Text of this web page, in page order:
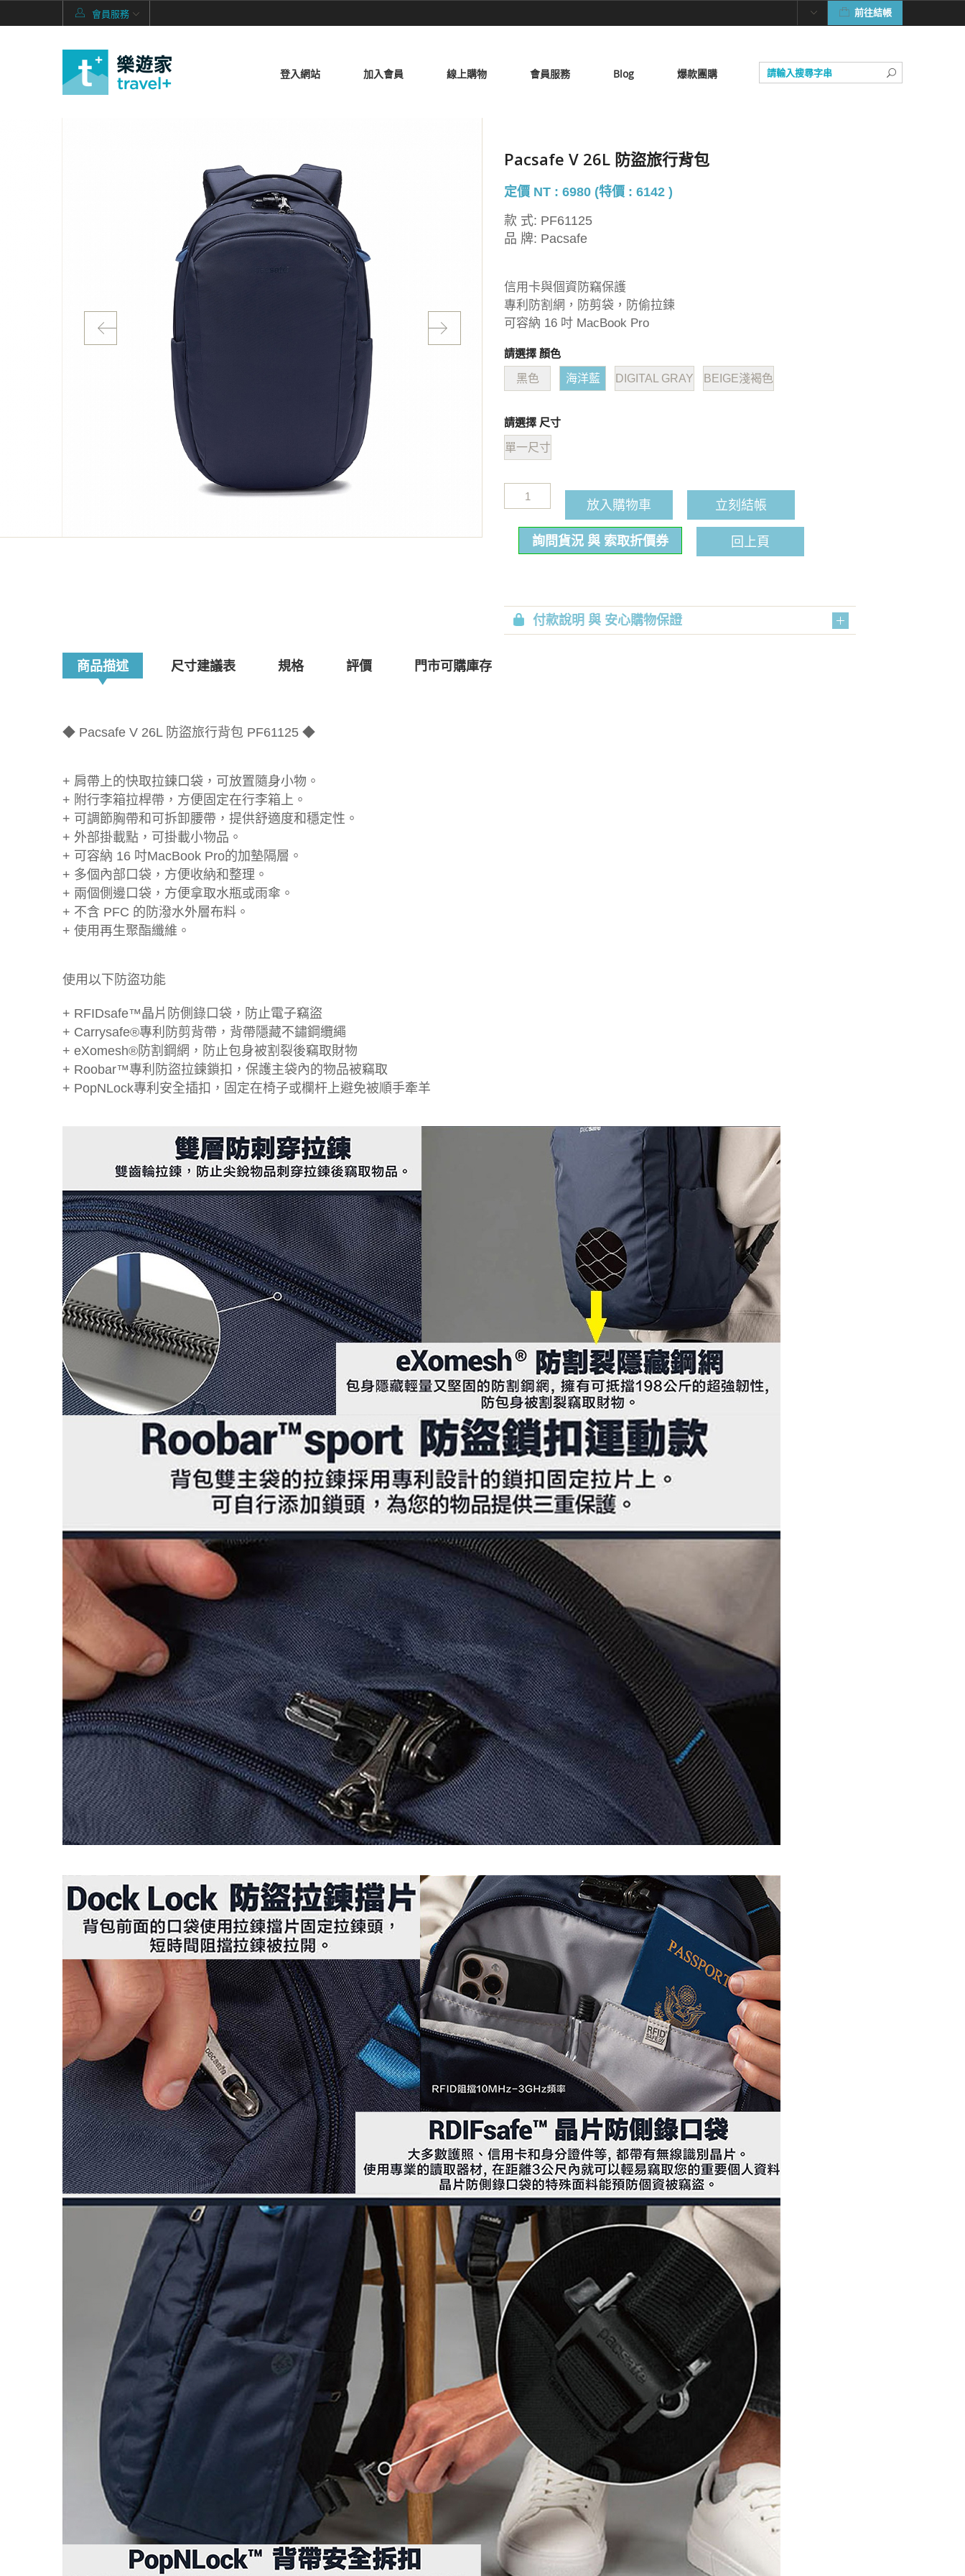
會員服務 前往結帳
登入網站 加入會員 線上購物 會員服務 Blog 爆款團購
Pacsafe V 26L 防盜旅行背包
定價 NT : 6980 (特價 : 6142 )
款 式: PF61125
品 牌: Pacsafe
信用卡與個資防竊保護
專利防割網，防剪袋，防偷拉鍊
可容納 16 吋 MacBook Pro
請選擇 顏色
黑色 海洋藍 DIGITAL GRAY BEIGE淺褐色
請選擇 尺寸
單一尺寸
放入購物車 立刻結帳
詢問貨況 與 索取折價券 回上頁
付款說明 與 安心購物保證
商品描述 尺寸建議表 規格 評價 門市可購庫存
◆ Pacsafe V 26L 防盜旅行背包 PF61125 ◆
+ 肩帶上的快取拉鍊口袋，可放置隨身小物。
+ 附行李箱拉桿帶，方便固定在行李箱上。
+ 可調節胸帶和可拆卸腰帶，提供舒適度和穩定性。
+ 外部掛載點，可掛載小物品。
+ 可容納 16 吋MacBook Pro的加墊隔層。
+ 多個內部口袋，方便收納和整理。
+ 兩個側邊口袋，方便拿取水瓶或雨傘。
+ 不含 PFC 的防潑水外層布料。
+ 使用再生聚酯纖維。
使用以下防盜功能
+ RFIDsafe™晶片防側錄口袋，防止電子竊盜
+ Carrysafe®專利防剪背帶，背帶隱藏不鏽鋼纜繩
+ eXomesh®防割鋼網，防止包身被割裂後竊取財物
+ Roobar™專利防盜拉鍊鎖扣，保護主袋內的物品被竊取
+ PopNLock專利安全插扣，固定在椅子或欄杆上避免被順手牽羊